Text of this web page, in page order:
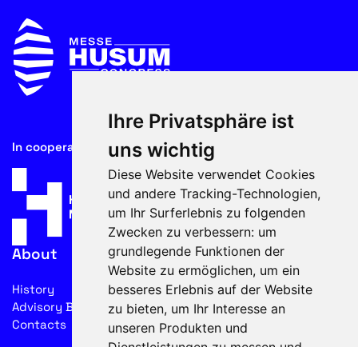
Ihre Privatsphäre ist
uns wichtig
Diese Website verwendet Cookies
und andere Tracking-Technologien,
um Ihr Surferlebnis zu folgenden
Zwecken zu verbessern: um
grundlegende Funktionen der
Website zu ermöglichen, um ein
besseres Erlebnis auf der Website
zu bieten, um Ihr Interesse an
unseren Produkten und
In cooperation with
About
History
Advisory Board
Contacts